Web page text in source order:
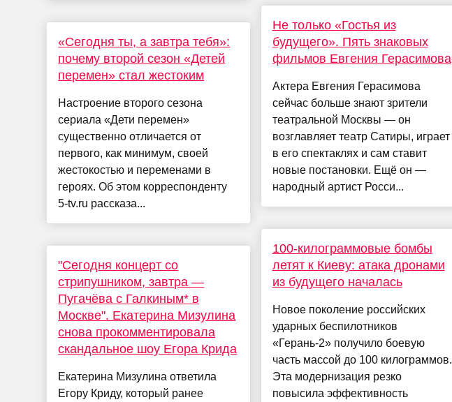
«Сегодня ты, а завтра тебя»:
почему второй сезон «Детей
перемен» стал жестоким
Настроение второго сезона
сериала «Дети перемен»
существенно отличается от
первого, как минимум, своей
жестокостью и переменами в
героях. Об этом корреспонденту
5-tv.ru рассказа...
"Сегодня концерт со
стрипушником, завтра —
Пугачёва с Галкиным* в
Москве". Екатерина Мизулина
снова прокомментировала
скандальное шоу Егора Крида
Екатерина Мизулина ответила
Егору Криду, который ранее
Не только «Гостья из
будущего». Пять знаковых
фильмов Евгения Герасимова
Актера Евгения Герасимова
сейчас больше знают зрители
театральной Москвы — он
возглавляет театр Сатиры, играет
в его спектаклях и сам ставит
новые постановки. Ещё он —
народный артист Росси...
100-килограммовые бомбы
летят к Киеву: атака дронами
из будущего началась
Новое поколение российских
ударных беспилотников
«Герань-2» получило боевую
часть массой до 100 килограммов.
Эта модернизация резко
повысила эффективность